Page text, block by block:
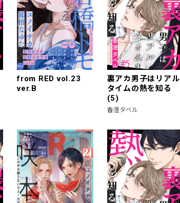
from RED vol.23
ver.B
裏アカ男子はリアル
タイムの熱を知る
(5)
香澄タベル